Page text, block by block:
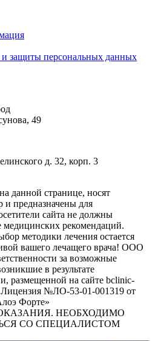
защиты персональных данных
49
д. 32, корп. 3
данной странице, носят
предназначены для
сайта не должны
медицинских рекомендаций.
методики лечения остается
вашего лечащего врача! ООО
за возможные
в результате
размещенной на сайте bclinic-
№ЛО-53-01-001319 от
Форте»
НЕОБХОДИМО
СО СПЕЦИАЛИСТОМ